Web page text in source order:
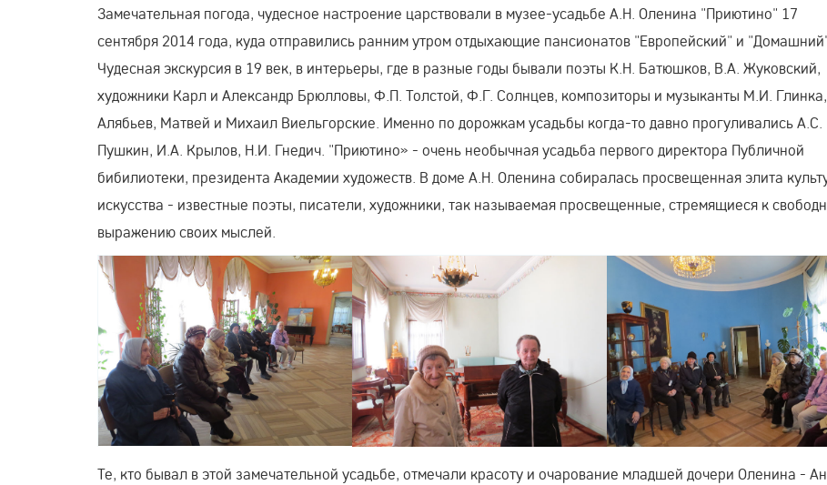
Замечательная погода, чудесное настроение царствовали в музее-усадьбе А.Н. Оленина "Приютино" 17
сентября 2014 года, куда отправились ранним утром отдыхающие пансионатов "Европейский" и
Чудесная экскурсия в 19 век, в интерьеры, где в разные годы бывали поэты К.Н. Батюшков, В.А. Жуковский,
художники Карл и Александр Брюлловы, Ф.П. Толстой, Ф.Г. Солнцев, композиторы и музыканты М.И.
Алябьев, Матвей и Михаил Виельгорские. Именно по дорожкам усадьбы когда-то давно прогуливались А.С.
Пушкин, И.А. Крылов, Н.И. Гнедич. "Приютино» - очень необычная усадьба первого директора Публичной
бибилиотеки, президента Академии художеств. В доме А.Н. Оленина собиралась просвещенная элита
искусства - известные поэты, писатели, художники, так называемая просвещенные, стремящиеся к
выражению своих мыслей.
Те, кто бывал в этой замечательной усадьбе, отмечали красоту и очарование младшей дочери Оленина -